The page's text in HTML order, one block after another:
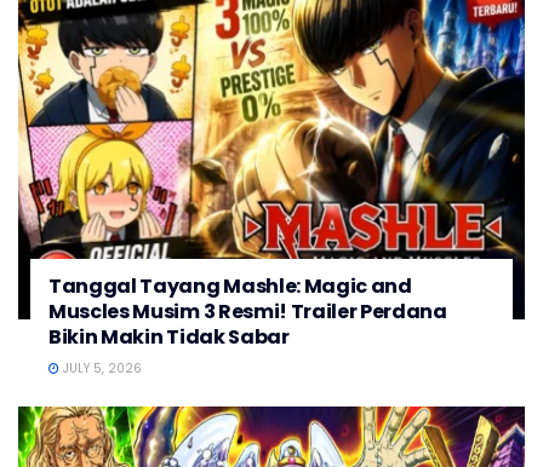
Tanggal Tayang Mashle: Magic and
Muscles Musim 3 Resmi! Trailer Perdana
Bikin Makin Tidak Sabar
JULY 5, 2026